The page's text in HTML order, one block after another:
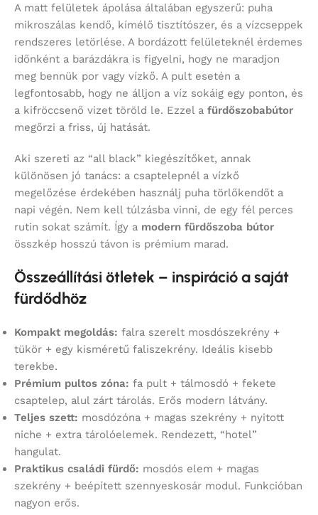
A matt felületek ápolása általában egyszerű: puha
mikroszálas kendő, kímélő tisztítószer, és a vízcseppek
rendszeres letörlése. A bordázott felületeknél érdemes
időnként a barázdákra is figyelni, hogy ne maradjon
meg bennük por vagy vízkő. A pult esetén a
legfontosabb, hogy ne álljon a víz sokáig egy ponton, és
a kifröccsenő vizet töröld le. Ezzel a fürdőszobabútor
megőrzi a friss, új hatását.
Aki szereti az “all black” kiegészítőket, annak
különösen jó tanács: a csaptelepnél a vízkő
megelőzése érdekében használj puha törlőkendőt a
napi végén. Nem kell túlzásba vinni, de egy fél perces
rutin sokat számít. Így a modern fürdőszoba bútor
összkép hosszú távon is prémium marad.
Összeállítási ötletek – inspiráció a saját
fürdődhöz
Kompakt megoldás: falra szerelt mosdószekrény +
tükör + egy kisméretű faliszekrény. Ideális kisebb
terekbe.
Prémium pultos zóna: fa pult + tálmosdó + fekete
csaptelep, alul zárt tárolás. Erős modern látvány.
Teljes szett: mosdózóna + magas szekrény + nyitott
niche + extra tárolóelemek. Rendezett, “hotel”
hangulat.
Praktikus családi fürdő: mosdós elem + magas
szekrény + beépített szennyeskosár modul. Funkcióban
nagyon erős.